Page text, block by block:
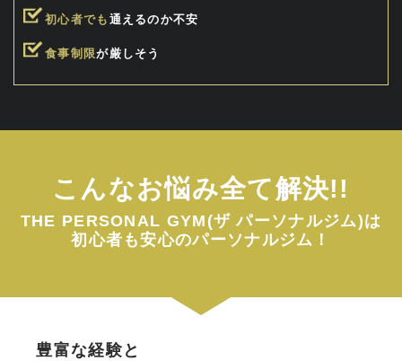
初心者でも 通えるのか不安
食事制限が厳しそう
こんなお悩み全て解決!!
THE PERSONAL GYM(ザ パーソナルジム)は
初心者も安心のパーソナルジム！
豊富な経験と